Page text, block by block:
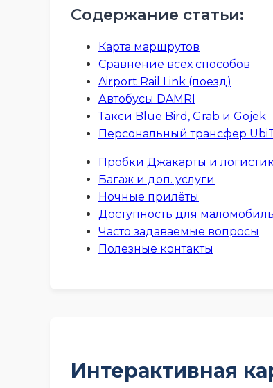
Содержание статьи:
Карта маршрутов
Сравнение всех способов
Airport Rail Link (поезд)
Автобусы DAMRI
Такси Blue Bird, Grab и Gojek
Персональный трансфер
Пробки Джакарты и
Багаж и доп. услуги
Ночные прилёты
Доступность для
Часто задаваемые вопросы
Полезные контакты
Интерактивная